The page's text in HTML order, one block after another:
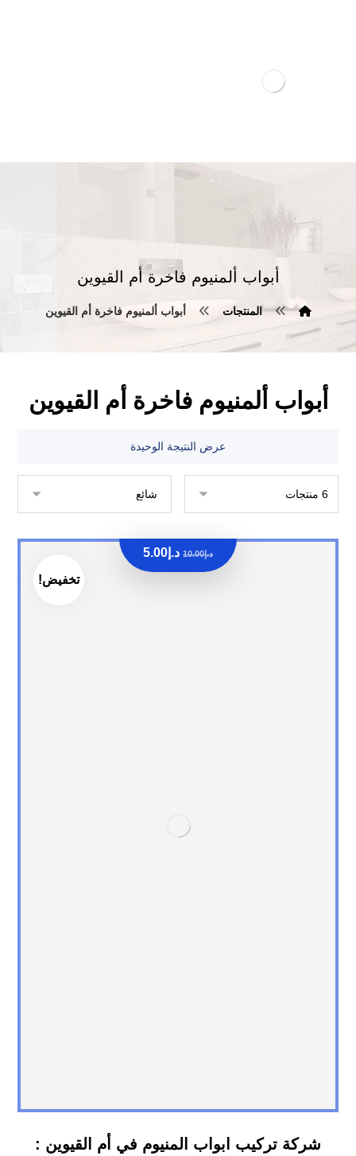
أبواب ألمنيوم فاخرة أم القيوين
المنتجات أبواب ألمنيوم فاخرة أم القيوين
أبواب ألمنيوم فاخرة أم القيوين
عرض النتيجة الوحيدة
تخفيض!
شركة تركيب ابواب المنيوم في أم القيوين :
د.إ10.00 د.إ 5.00